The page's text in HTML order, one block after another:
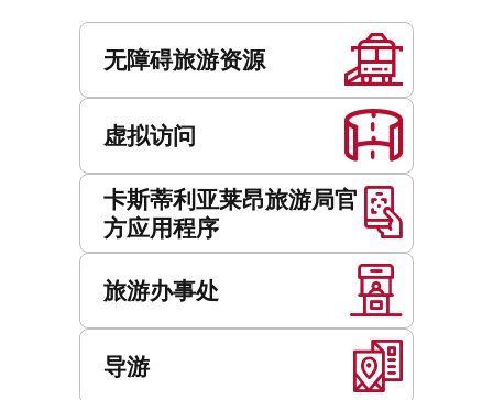
无障碍旅游资源
虚拟访问
卡斯蒂利亚莱昂旅游局官
方应用程序
旅游办事处
导游